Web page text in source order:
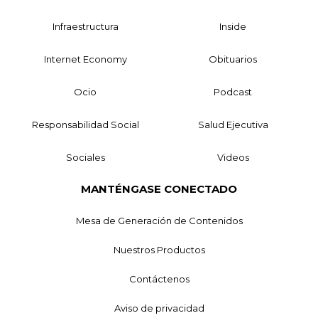
Infraestructura Inside
Internet Economy Obituarios
Ocio Podcast
Responsabilidad Social Salud Ejecutiva
Sociales Videos
MANTÉNGASE CONECTADO
Mesa de Generación de Contenidos
Nuestros Productos
Contáctenos
Aviso de privacidad